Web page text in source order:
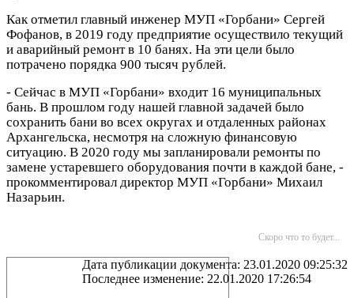
Как отметил главный инженер МУП «Горбани» Сергей
Фофанов, в 2019 году предприятие осуществило текущий
и аварийный ремонт в 10 банях. На эти цели было
потрачено порядка 900 тысяч рублей.
- Сейчас в МУП «Горбани» входит 16 муниципальных
бань. В прошлом году нашей главной задачей было
сохранить бани во всех округах и отдаленных районах
Архангельска, несмотря на сложную финансовую
ситуацию. В 2020 году мы запланировали ремонты по
замене устаревшего оборудования почти в каждой бане, -
прокомментировал директор МУП «Горбани» Михаил
Назарьин.
Скоро что то будет...
Дата публикации документа: 23.01.2020 09:25:32
Последнее изменение: 22.01.2020 17:26:54